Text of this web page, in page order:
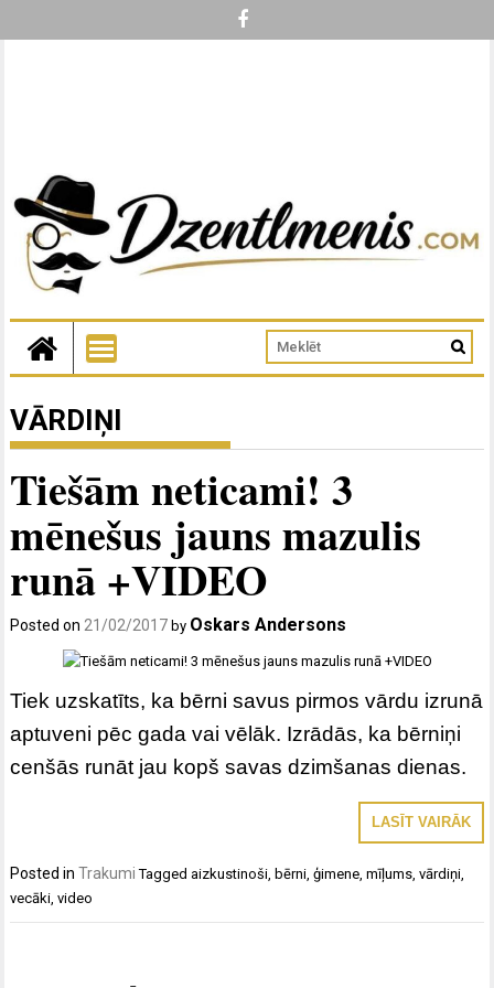
VĀRDIŅI
Tiešām neticami! 3
mēnešus jauns mazulis
runā +VIDEO
Posted on21/02/2017 by Oskars Andersons
Tiek uzskatīts, ka bērni savus pirmos vārdu izrunā
aptuveni pēc gada vai vēlāk. Izrādās, ka bērniņi
cenšās runāt jau kopš savas dzimšanas dienas.
LASĪT VAIRĀK
Posted inTrakumi Taggedaizkustinoši, bērni,ģimene,mīļums,vārdiņi,
vecāki,video